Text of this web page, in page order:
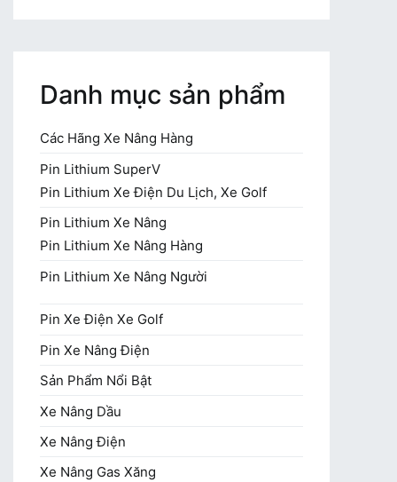
Danh mục sản phẩm
Các Hãng Xe Nâng Hàng
Pin Lithium SuperV
Pin Lithium Xe Điện Du Lịch, Xe Golf
Pin Lithium Xe Nâng
Pin Lithium Xe Nâng Hàng
Pin Lithium Xe Nâng Người
Pin Xe Điện Xe Golf
Pin Xe Nâng Điện
Sản Phẩm Nổi Bật
Xe Nâng Dầu
Xe Nâng Điện
Xe Nâng Gas Xăng